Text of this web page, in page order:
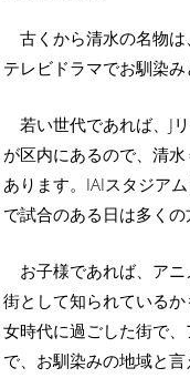
古くから清水の名物
テレビドラマでお馴染み
若い世代であれば、J
が区内にあるので、清
あります。IAIスタジア
で試合のある日は多くの
お子様であれば、ア
街として知られている
女時代に過ごした街で
で、お馴染みの地域と言